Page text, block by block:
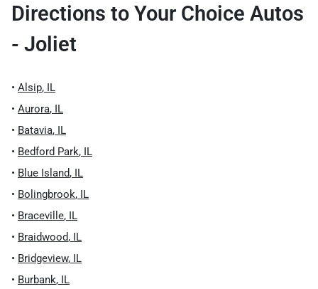
Directions to Your Choice Autos
- Joliet
• Alsip, IL
• Aurora, IL
• Batavia, IL
• Bedford Park, IL
• Blue Island, IL
• Bolingbrook, IL
• Braceville, IL
• Braidwood, IL
• Bridgeview, IL
• Burbank, IL